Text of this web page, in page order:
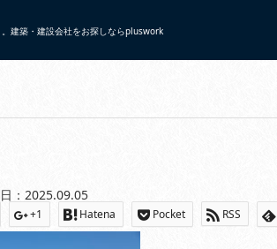
建築・建設会社をお探しならpluswork
：2025.09.05
+1 Hatena Pocket RSS